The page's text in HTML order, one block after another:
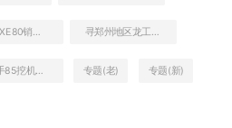
专题(老) 专题(新)